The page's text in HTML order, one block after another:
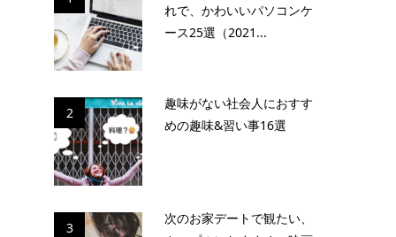
れで、かわいいパソコンケ
ース25選（2021...
2
趣味がない社会人におすす
めの趣味&習い事16選
3
次のお家デートで観たい、